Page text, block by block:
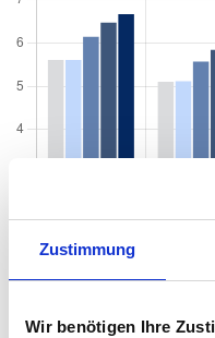
Zustimmung
Wir benötigen Ihre